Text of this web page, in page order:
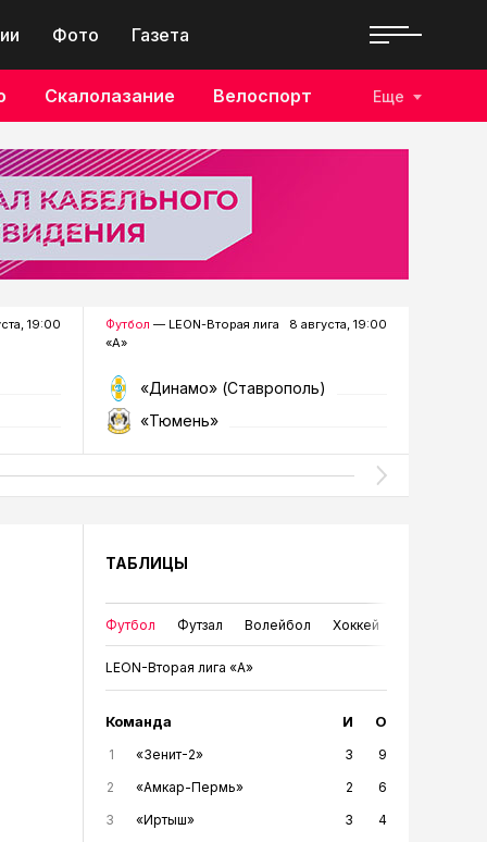
Фото Газета
Скалолазание Велоспорт Еще
19:00 Футбол — LEON-Вторая лига
«А»
8 августа, 19:00
«Динамо» (Ставрополь)
«Тюмень»
ТАБЛИЦЫ
Футбол Футзал Волейбол Хоккей
LEON-Вторая лига «А»
Команда И О
1 «Зенит-2» 3
9
2
«Амкар-Пермь» 2
6
3
«Иртыш» 3
4